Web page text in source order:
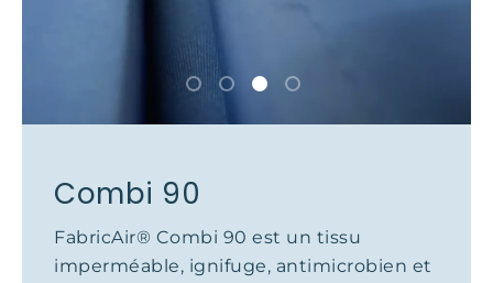
Combi 90
FabricAir® Combi 90 est un tissu
imperméable, ignifuge, antimicrobien et